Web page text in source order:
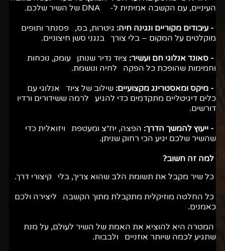
העיניים, עם הקשבה אמיתית ל- DNA של השיר שלכם.
- עיבודים מקוריים ונגינה חיה: גיטרות, בס, פסנתר ותופים
מוקלטים על המקום – בלי צורך בנגני סשן חיצוניים.
- סאונד אנלוגי חם ועשיר: ציוד נדיר שנותן עומק, נוכחות
וחמימות שהופכת כל הפקה לחיה ונושמת.
- מיקס ומאסטרינג מקצועיים: שילוב של ציוד אנלוגי עם
כלים דיגיטליים מתקדמים כדי להגיע לרמה ששידורים ורדיו
דורשים.
- ייעוץ להמשך הדרך: הפצה, יח״צ ומעטפת ויזואלית כדי
שהשיר שלכם יגיע הכי רחוק שניתן.
למה זה חשוב?
כל שיר מקבל את תשומת הלב שהוא צריך, בלי קיצורי דרך.
כל החלטה מוזיקלית מתקבלת מתוך הקשבה ליצירה ולכם
כאמנים.
המטרה היא להוציא את האמת של השיר לעולם, על מנת
שתגיע לכמה שיותר אוזניים ולבבות.